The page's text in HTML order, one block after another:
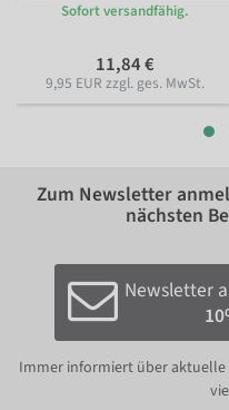
Sofort versandfähig.
11,84 €
9,95 EUR zzgl. ges. MwSt.
Zum Newsletter
nächsten
Newsletter
Immer informiert über aktuelle